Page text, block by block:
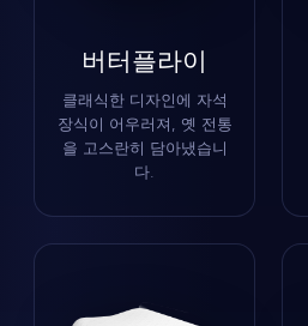
버터플라이
클래식한 디자인에 자석
장식이 어우러져, 옛 전통
을 고스란히 담아냈습니
다.